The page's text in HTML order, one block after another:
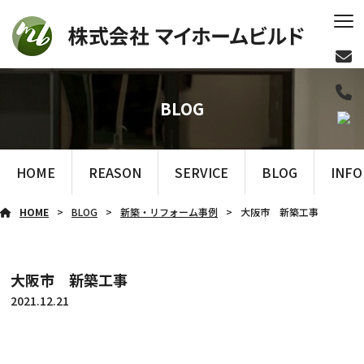
BLOG
HOME REASON SERVICE BLOG
HOME BLOG 新築・リフォーム事例 大阪市 新築工事
大阪市 新築工事
2021.12.21